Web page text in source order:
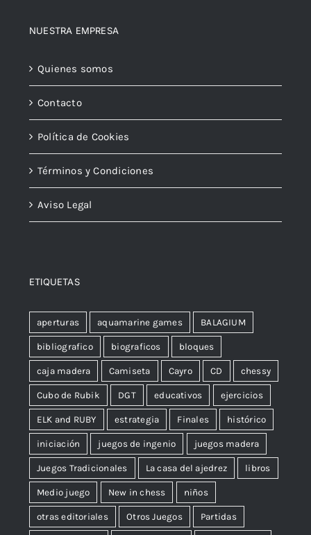
NUESTRA EMPRESA
Quienes somos
Contacto
Política de Cookies
Términos y Condiciones
Aviso Legal
ETIQUETAS
aperturas aquamarine games BALAGIUM
bibliografico biograficos bloques
caja madera Camiseta Cayro CD chessy
Cubo de Rubik DGT educativos ejercicios
ELK and RUBY estrategia Finales histórico
iniciación juegos de ingenio juegos madera
Juegos Tradicionales La casa del ajedrez libros
Medio juego New in chess niños
otras editoriales Otros Juegos Partidas